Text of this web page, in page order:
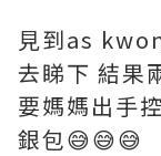
見到as
去睇下 結果
要媽媽出手
銀包😅😅😅